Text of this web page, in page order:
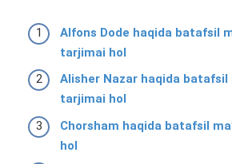
Alfons Dode haqida batafsil
tarjimai hol
Alisher Nazar haqida batafsil
tarjimai hol
Chorsham haqida batafsil
hol